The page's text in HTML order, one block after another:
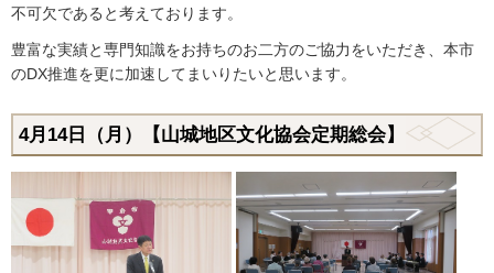
不可欠であると考えております。
豊富な実績と専門知識をお持ちのお二方のご協力をいただき、本市
のDX推進を更に加速してまいりたいと思います。
4月14日（月）【山城地区文化協会定期総会】